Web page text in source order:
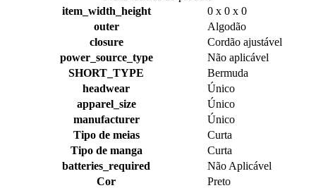
item_width_height
0 x 0 x 0
outer
Algodão
closure
Cordão ajustável
power_source_type
Não aplicável
SHORT_TYPE
Bermuda
headwear
Único
apparel_size
Único
manufacturer
Único
Tipo de meias
Curta
Tipo de manga
Curta
batteries_required
Não Aplicável
Cor
Preto